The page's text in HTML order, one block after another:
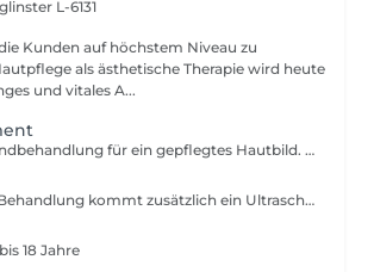
L-6131
Kunden auf höchstem Niveau zu
als ästhetische Therapie wird heute
und vitales A...
Die effektive Grundbehandlung für ein gepflegtes Hautbild. Diese Behandlung wird hauptsächlich mit Produkten durchgeführt.Classic Treatment ist eine Behandlung die die Funktionen der Haut wieder aufbaut, die Haut stabilisiert und der trockenen Haut neue Geschmeidigkeit und Vitalität verleiht.
Bei der Skin Cell Behandlung kommt zusätzlich ein Ultraschallgerät zum Einsatz. Das Ultraschallgerät dient als Wirkungsverstärker für eine Reihe von Produkten. Durch den Einsatz von Ultraschalltechnik werden die Wirkstoffe in ihrer molekularen Struktur verkleinert, wodurch sie tiefer in die Haut vordringen und dort ihre volle Wirkung entfalten können. Hierbei wird die Regeneration der Haut stimuliert. Für eine schöne, strahlende und straffe Haut.
18 Jahre